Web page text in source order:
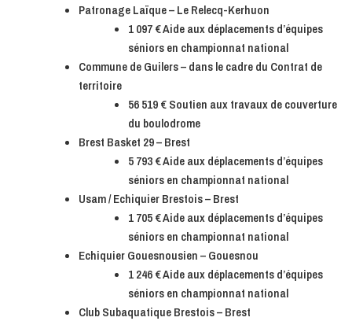
Patronage Laïque – Le Relecq-Kerhuon
1 097 € Aide aux déplacements d’équipes
séniors en championnat national
Commune de Guilers – dans le cadre du Contrat de
territoire
56 519 € Soutien aux travaux de couverture
du boulodrome
Brest Basket 29 – Brest
5 793 € Aide aux déplacements d’équipes
séniors en championnat national
Usam / Echiquier Brestois – Brest
1 705 € Aide aux déplacements d’équipes
séniors en championnat national
Echiquier Gouesnousien – Gouesnou
1 246 € Aide aux déplacements d’équipes
séniors en championnat national
Club Subaquatique Brestois – Brest